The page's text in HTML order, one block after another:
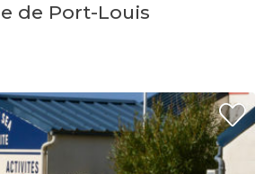
de Port-Louis